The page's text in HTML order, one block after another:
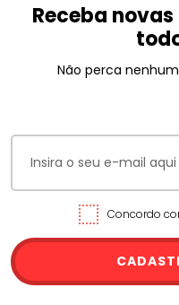
Receba
Não perca
Concordo